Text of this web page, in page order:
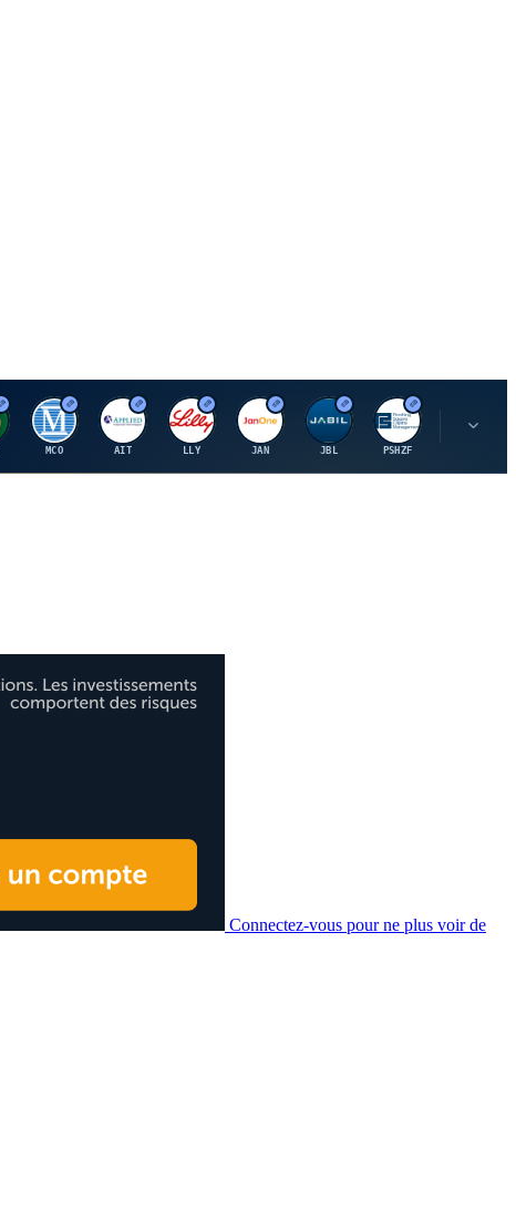
M
MCO
A
AIT
E
LLY
J
JAN
J
JBL
P
PSHZF
O
Connectez-vous pour ne plus voir de